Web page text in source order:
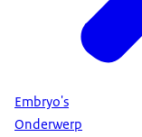
Embryo's
Onderwerp